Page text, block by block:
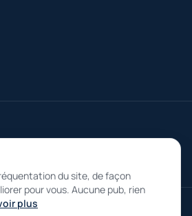
790 331 839 · Capital 4 000 € · ORIAS n°
du site, de façon
pour vous. Aucune pub, rien
plus